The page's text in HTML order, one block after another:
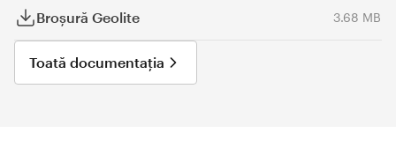
Broșură Geolite 3.68 MB
Toată documentația